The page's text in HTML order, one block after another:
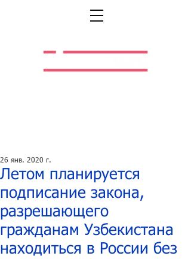
Летом планируется
подписание закона,
разрешающего
гражданам Узбекистана
находиться в России без
26 янв. 2020 г.